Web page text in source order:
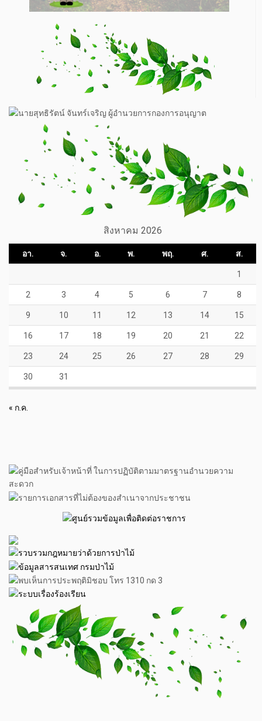
สิงหาคม 2026
อา. จ. อ. พ. พฤ. ศ. ส.
1
2 3 4 5 6 7 8
9 10 11 12 13 14 15
16 17 18 19 20 21 22
23 24 25 26 27 28 29
30 31
« ก.ค.